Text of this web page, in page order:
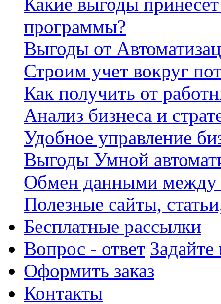
программы?
Выгоды от
Строим учет вокруг
Как получить от
Анализ бизнеса и
Удобное управление
Выгоды Умной
Обмен данными между
Полезные сайты,
Бесплатные рассылки
Вопрос - ответ
Оформить заказ
Контакты